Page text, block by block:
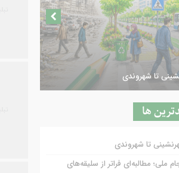
تا شهروندی
ها
تا شهروندی
ملی؛ مطالبه‌ای فراتر از سلیقه‌های